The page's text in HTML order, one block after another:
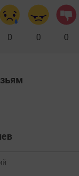
0 0 0